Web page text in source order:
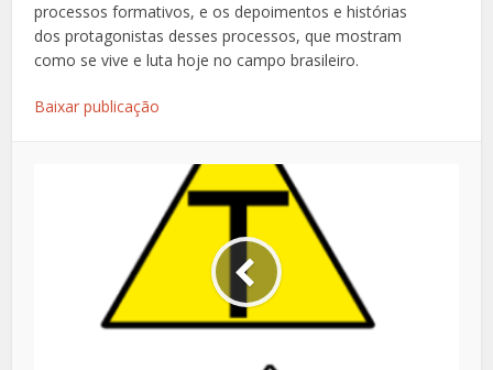
processos formativos, e os depoimentos e histórias
dos protagonistas desses processos, que mostram
como se vive e luta hoje no campo brasileiro.
Baixar publicação